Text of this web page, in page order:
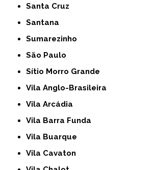
Santa Cruz
Santana
Sumarezinho
São Paulo
Sítio Morro Grande
Vila Anglo-Brasileira
Vila Arcádia
Vila Barra Funda
Vila Buarque
Vila Cavaton